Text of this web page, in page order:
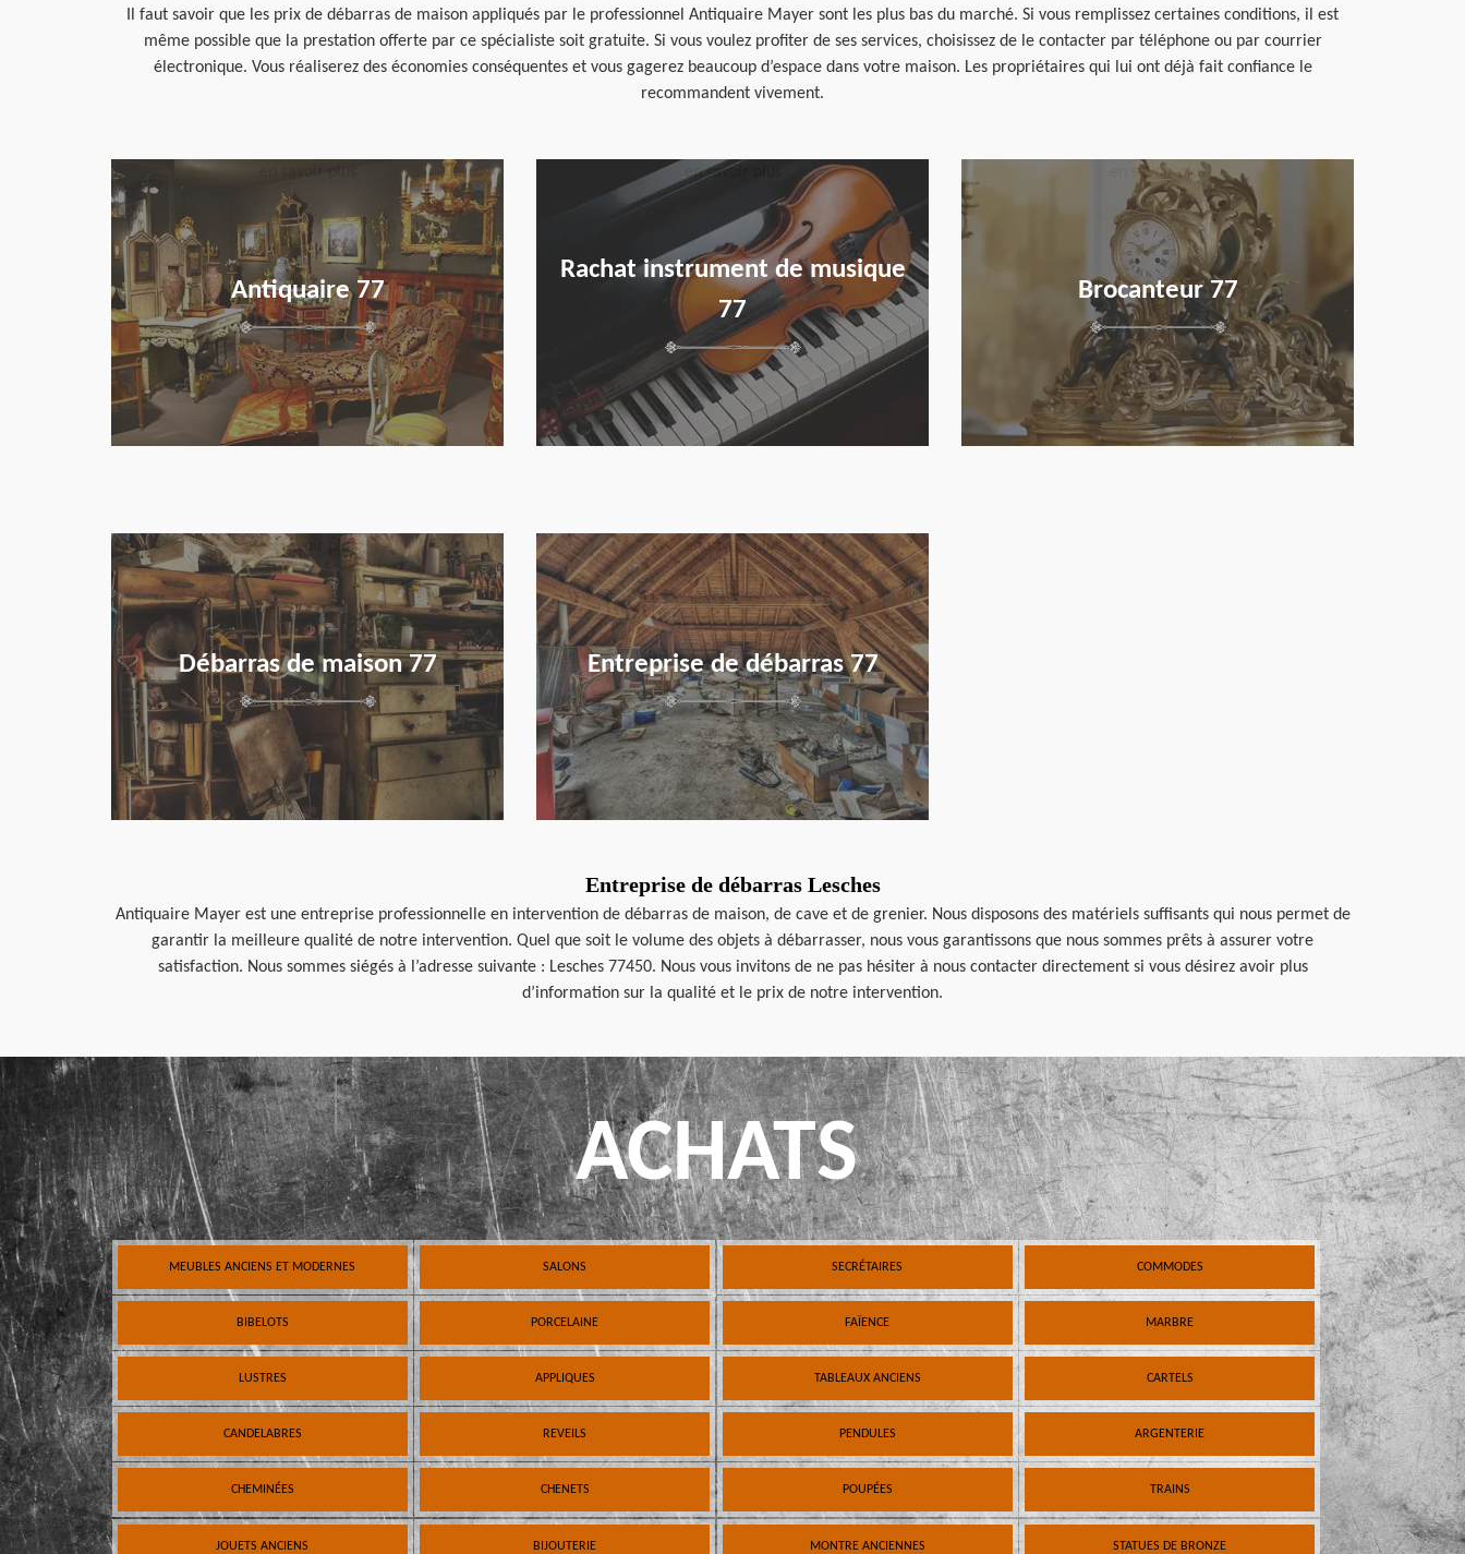
Il faut savoir que les prix de débarras de maison appliqués par le professionnel Antiquaire Mayer sont les plus bas du marché. Si vous remplissez certaines conditions, il est
même possible que la prestation offerte par ce spécialiste soit gratuite. Si vous voulez profiter de ses services, choisissez de le contacter par téléphone ou par courrier
électronique. Vous réaliserez des économies conséquentes et vous gagerez beaucoup d’espace dans votre maison. Les propriétaires qui lui ont déjà fait confiance le
recommandent vivement.
Antiquaire 77
Rachat instrument de musique
77
en savoir plus
Brocanteur 77
en savoir plus
Débarras de maison 77
en savoir plus
Entreprise de débarras 77
en savoir plus
Entreprise de débarras Lesches
Antiquaire Mayer est une entreprise professionnelle en intervention de débarras de maison, de cave et de grenier. Nous disposons des matériels suffisants qui nous permet de
garantir la meilleure qualité de notre intervention. Quel que soit le volume des objets à débarrasser, nous vous garantissons que nous sommes prêts à assurer votre
satisfaction. Nous sommes siégés à l’adresse suivante : Lesches 77450. Nous vous invitons de ne pas hésiter à nous contacter directement si vous désirez avoir plus
d’information sur la qualité et le prix de notre intervention.
ACHATS
MEUBLES ANCIENS ET MODERNES SALONS SECRÉTAIRES COMMODES
BIBELOTS PORCELAINE FAÏENCE MARBRE
LUSTRES APPLIQUES TABLEAUX ANCIENS CARTELS
CANDELABRES REVEILS PENDULES ARGENTERIE
CHEMINÉES CHENETS POUPÉES TRAINS
JOUETS ANCIENS BIJOUTERIE MONTRE ANCIENNES STATUES DE BRONZE